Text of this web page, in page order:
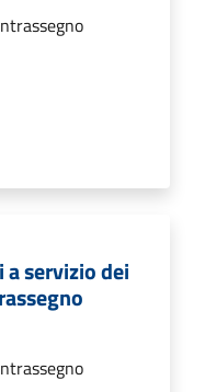
servizio dei